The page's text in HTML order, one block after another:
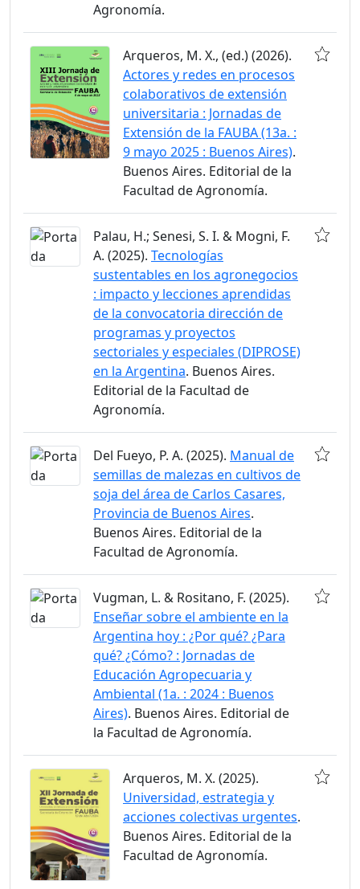
Agronomía.
Arqueros, M. X., (ed.) (2026).
Actores y redes en procesos
colaborativos de extensión
universitaria : Jornadas de
Extensión de la FAUBA (13a. :
9 mayo 2025 : Buenos Aires).
Buenos Aires. Editorial de la
Facultad de Agronomía.
Palau, H.; Senesi, S. I. & Mogni, F.
A. (2025). Tecnologías
sustentables en los agronegocios
: impacto y lecciones aprendidas
de la convocatoria dirección de
programas y proyectos
sectoriales y especiales (DIPROSE)
en la Argentina. Buenos Aires.
Editorial de la Facultad de
Agronomía.
Del Fueyo, P. A. (2025). Manual de
semillas de malezas en cultivos de
soja del área de Carlos Casares,
Provincia de Buenos Aires.
Buenos Aires. Editorial de la
Facultad de Agronomía.
Vugman, L. & Rositano, F. (2025).
Enseñar sobre el ambiente en la
Argentina hoy : ¿Por qué? ¿Para
qué? ¿Cómo? : Jornadas de
Educación Agropecuaria y
Ambiental (1a. : 2024 : Buenos
Aires). Buenos Aires. Editorial de
la Facultad de Agronomía.
Arqueros, M. X. (2025).
Universidad, estrategia y
acciones colectivas urgentes.
Buenos Aires. Editorial de la
Facultad de Agronomía.